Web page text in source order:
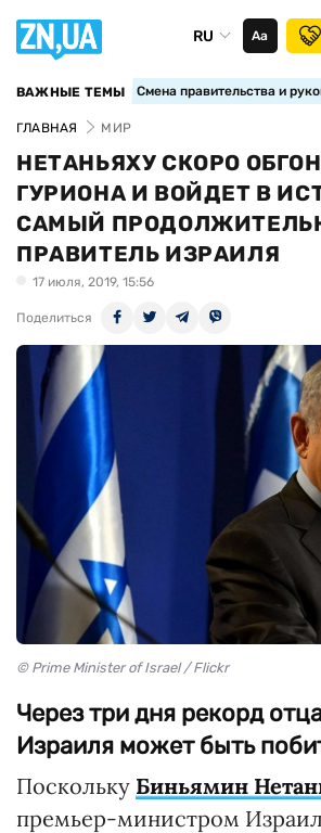
RU Аа
ВАЖНЫЕ ТЕМЫ Смена правительства и
ГЛАВНАЯ МИР
НЕТАНЬЯХУ СКОРО
ГУРИОНА И ВОЙДЕТ В
САМЫЙ
ПРАВИТЕЛЬ ИЗРАИЛЯ
17 июля, 2019, 15:56
Поделиться
© Prime Minister of Israel / Flickr
Через три дня рекорд
Израиля может быть
Поскольку Биньямин
премьер-министром